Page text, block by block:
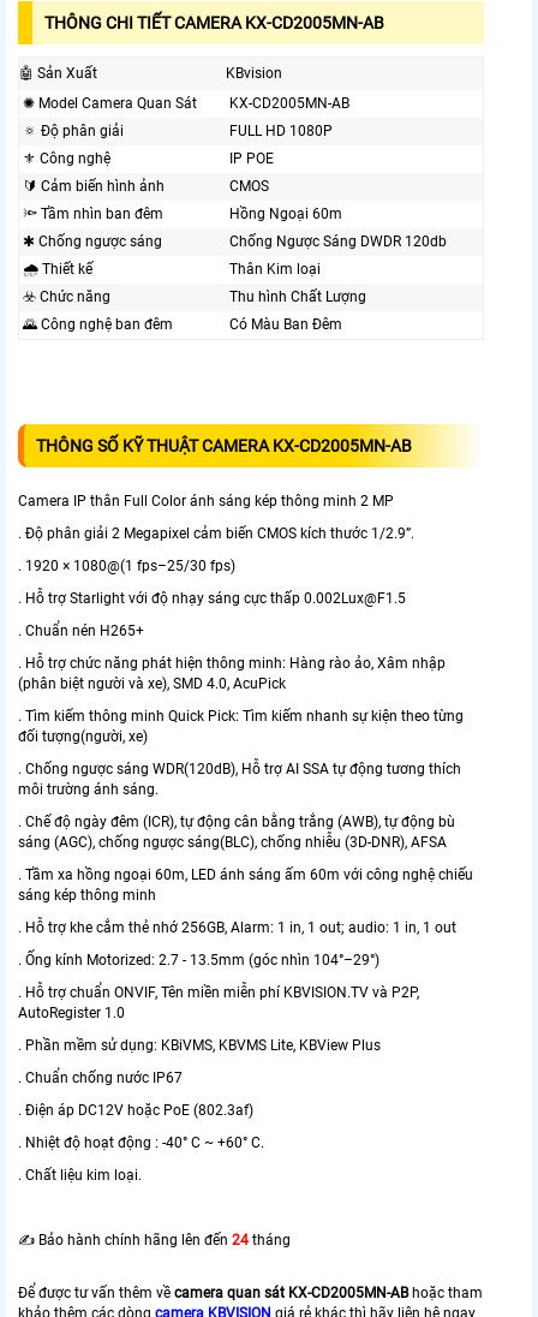
THÔNG CHI TIẾT CAMERA KX-CD2005MN-AB
🤖️ Sản Xuất
KBvision
✺ Model Camera Quan Sát
KX-CD2005MN-AB
🔅 Độ phân giải
FULL HD 1080P
⚜️ Công nghệ
IP POE
🔰 Cảm biến hình ảnh
CMOS
🔦 Tầm nhìn ban đêm
Hồng Ngoại 60m
✱ Chống ngược sáng
Chống Ngược Sáng DWDR 120db
🌧️ Thiết kế
Thân Kim loại
☣️ Chức năng
Thu hình Chất Lượng
🌄 Công nghệ ban đêm
Có Màu Ban Ðêm
THÔNG SỐ KỸ THUẬT CAMERA KX-CD2005MN-AB
Camera IP thân Full Color ánh sáng kép thông minh 2 MP
. Độ phân giải 2 Megapixel cảm biến CMOS kích thước 1/2.9”.
. 1920 × 1080@(1 fps–25/30 fps)
. Hỗ trợ Starlight với độ nhạy sáng cực thấp 0.002Lux@F1.5
. Chuẩn nén H265+
. Hỗ trợ chức năng phát hiện thông minh: Hàng rào ảo, Xâm nhập
(phân biệt người và xe), SMD 4.0, AcuPick
. Tìm kiếm thông minh Quick Pick: Tìm kiếm nhanh sự kiện theo từng
đối tượng(người, xe)
. Chống ngược sáng WDR(120dB), Hỗ trợ AI SSA tự động tương thích
môi trường ánh sáng.
. Chế độ ngày đêm (ICR), tự động cân bằng trắng (AWB), tự động bù
sáng (AGC), chống ngược sáng(BLC), chống nhiễu (3D-DNR), AFSA
. Tầm xa hồng ngoại 60m, LED ánh sáng ấm 60m với công nghệ chiếu
sáng kép thông minh
. Hỗ trợ khe cắm thẻ nhớ 256GB, Alarm: 1 in, 1 out; audio: 1 in, 1 out
. Ống kính Motorized: 2.7 - 13.5mm (góc nhìn 104°–29°)
. Hỗ trợ chuẩn ONVIF, Tên miền miễn phí KBVISION.TV và P2P,
AutoRegister 1.0
. Phần mềm sử dụng: KBiVMS, KBVMS Lite, KBView Plus
. Chuẩn chống nước IP67
. Điện áp DC12V hoặc PoE (802.3af)
. Nhiệt độ hoạt động : -40° C ~ +60° C.
. Chất liệu kim loại.
✍️ Bảo hành chính hãng lên đến 24 tháng
Để được tư vấn thêm về camera quan sát KX-CD2005MN-ABhoặc tham
khảo thêm các dòng camera KBVISION giá rẻ khác thì hãy liên hệ ngay